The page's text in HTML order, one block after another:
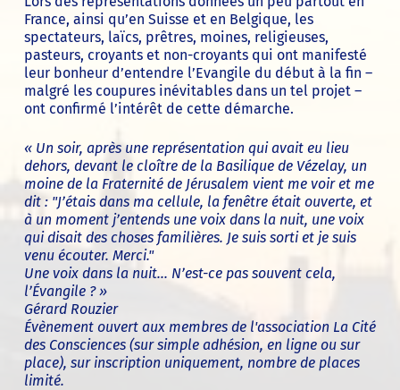
France, ainsi qu’en Suisse et en Belgique, les
spectateurs, laïcs, prêtres, moines, religieuses,
pasteurs, croyants et non-croyants qui ont manifesté
leur bonheur d’entendre l’Evangile du début à la fin –
malgré les coupures inévitables dans un tel projet –
ont confirmé l’intérêt de cette démarche.
« Un soir, après une représentation qui avait eu lieu
dehors, devant le cloître de la Basilique de Vézelay, un
moine de la Fraternité de Jérusalem vient me voir et me
dit : "J’étais dans ma cellule, la fenêtre était ouverte, et
à un moment j’entends une voix dans la nuit, une voix
qui disait des choses familières. Je suis sorti et je suis
venu écouter. Merci."
Une voix dans la nuit... N’est-ce pas souvent cela,
l’Évangile ? »
Gérard Rouzier
Évènement ouvert aux membres de l'association La Cité
des Consciences (sur simple adhésion, en ligne ou sur
place), sur inscription uniquement, nombre de places
limité.